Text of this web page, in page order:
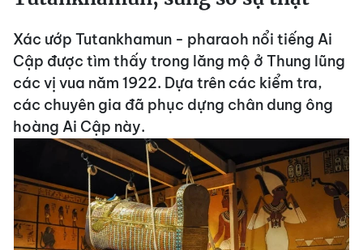
Xác ướp Tutankhamun - pharaoh nổi tiếng Ai
Cập được tìm thấy trong lăng mộ ở Thung lũng
các vị vua năm 1922. Dựa trên các kiểm tra,
các chuyên gia đã phục dựng chân dung ông
hoàng Ai Cập này.